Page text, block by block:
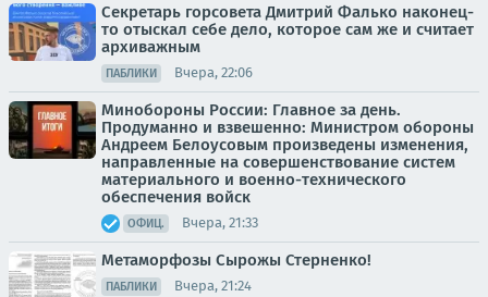
Секретарь горсовета Дмитрий Фалько наконец-
то отыскал себе дело, которое сам же и считает
архиважным
ПАБЛИКИ Вчера, 22:06
Минобороны России: Главное за день.
Продуманно и взвешенно: Министром обороны
Андреем Белоусовым произведены изменения,
направленные на совершенствование систем
материального и военно-технического
обеспечения войск
ОФИЦ. Вчера, 21:33
Метаморфозы Сырожы Стерненко!
ПАБЛИКИ Вчера, 21:24